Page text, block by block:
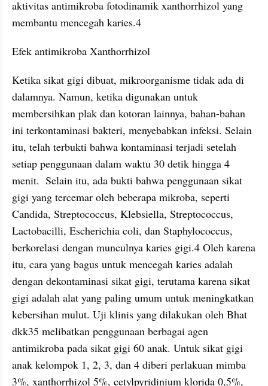
aktivitas antimikroba fotodinamik xanthorrhizol yang
membantu mencegah karies.4
Efek antimikroba Xanthorrhizol
Ketika sikat gigi dibuat, mikroorganisme tidak ada di
dalamnya. Namun, ketika digunakan untuk
membersihkan plak dan kotoran lainnya, bahan-bahan
ini terkontaminasi bakteri, menyebabkan infeksi. Selain
itu, telah terbukti bahwa kontaminasi terjadi setelah
setiap penggunaan dalam waktu 30 detik hingga 4
menit.  Selain itu, ada bukti bahwa penggunaan sikat
gigi yang tercemar oleh beberapa mikroba, seperti
Candida, Streptococcus, Klebsiella, Streptococcus,
Lactobacilli, Escherichia coli, dan Staphylococcus,
berkorelasi dengan munculnya karies gigi.4 Oleh karena
itu, cara yang bagus untuk mencegah karies adalah
dengan dekontaminasi sikat gigi, terutama karena sikat
gigi adalah alat yang paling umum untuk meningkatkan
kebersihan mulut. Uji klinis yang dilakukan oleh Bhat
dkk35 melibatkan penggunaan berbagai agen
antimikroba pada sikat gigi 60 anak. Untuk sikat gigi
anak kelompok 1, 2, 3, dan 4 diberi perlakuan mimba
3%, xanthorrhizol 5%, cetylpyridinium klorida 0,5%,